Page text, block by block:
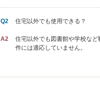
Q2 住宅以外でも使用できる？
A2
住宅以外でも図書館や学校な
件には適応していません。